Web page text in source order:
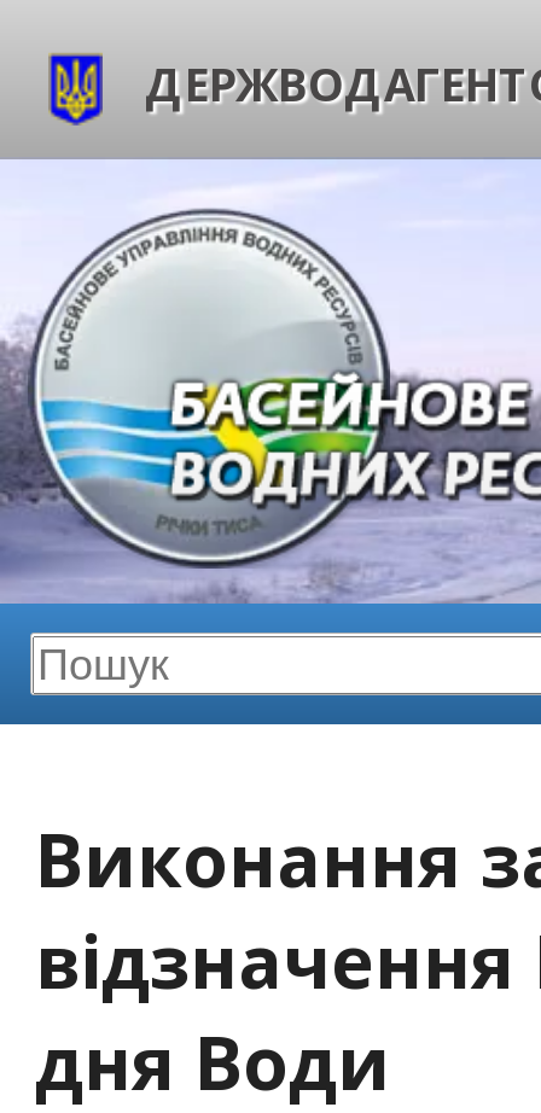
Виконання
відзначення
дня Води